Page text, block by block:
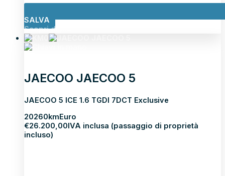
SALVA
Scopri di più
JAECOO JAECOO 5
JAECOO 5 ICE 1.6 TGDI 7DCT Exclusive
20260kmEuro
€26.200,00IVA inclusa (passaggio di proprietà
incluso)